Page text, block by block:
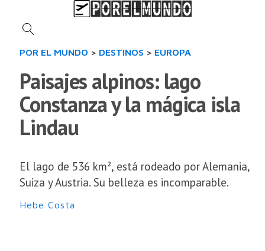
POR EL MUNDO > DESTINOS > EUROPA
Paisajes alpinos: lago
Constanza y la mágica isla
Lindau
El lago de 536 km², está rodeado por Alemania,
Suiza y Austria. Su belleza es incomparable.
Hebe Costa